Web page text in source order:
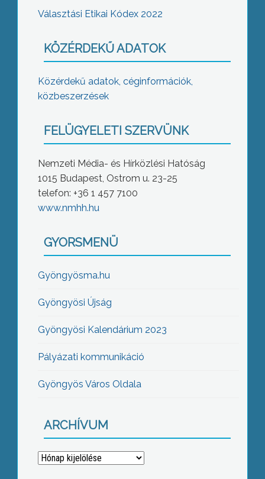
Választási Etikai Kódex 2022
KÖZÉRDEKŰ ADATOK
Közérdekű adatok, céginformációk,
közbeszerzések
FELÜGYELETI SZERVÜNK
Nemzeti Média- és Hírközlési Hatóság
1015 Budapest, Ostrom u. 23-25
telefon: +36 1 457 7100
www.nmhh.hu
GYORSMENÜ
Gyöngyösma.hu
Gyöngyösi Újság
Gyöngyösi Kalendárium 2023
Pályázati kommunikáció
Gyöngyös Város Oldala
ARCHÍVUM
Archívum